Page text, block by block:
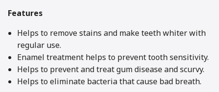
Features
Helps to remove stains and make teeth whiter with
regular use.
Enamel treatment helps to prevent tooth sensitivity.
Helps to prevent and treat gum disease and scurvy.
Helps to eliminate bacteria that cause bad breath.